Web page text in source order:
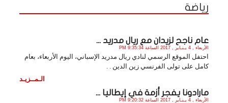
رياضة
عام ناجح لزيدان مع ريال مدريد ...
الأربعاء , 4 يـنـاير , 2017 الساعة 9:35:34 PM
احتفل الموقع الرسمي لنادي ريال مدريد الإسباني، اليوم الأربعاء، بعام
كامل على تولى الفرنسي زين الدين . .
الـمــزيـد
مارادونا يفجر أزمة في إيطاليا ...
الأربعاء , 4 يـنـاير , 2017 الساعة 9:20:32 PM